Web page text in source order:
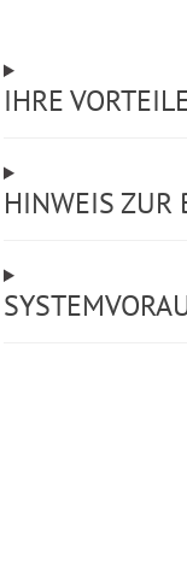
IHRE
HINWEIS ZUR